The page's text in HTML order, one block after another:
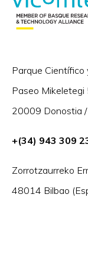
Parque Científico
Paseo Mikeletegi
20009 Donostia /
+(34) 943 309
Zorrotzaurreko
48014 Bilbao